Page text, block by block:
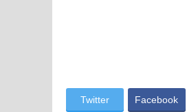
Twitter Facebook